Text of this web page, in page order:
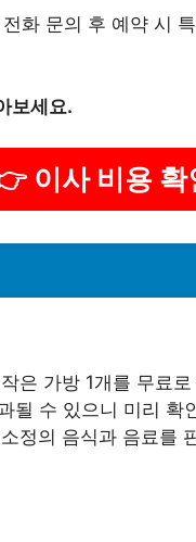
화 문의 후 예약 시
보세요.
이사 비용 확
은 가방 1개를 무료
될 수 있으니 미리 확
정의 음식과 음료를